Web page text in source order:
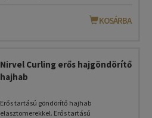
KOSÁRBA
Nirvel Curling erős hajgöndörítő
hajhab
Erős tartású göndörítő hajhab
elasztomerekkel. Erős tartású